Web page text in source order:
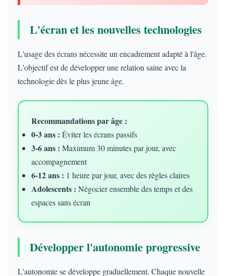
L'écran et les nouvelles technologies
L'usage des écrans nécessite un encadrement adapté à l'âge.
L'objectif est de développer une relation saine avec la
technologie dès le plus jeune âge.
Recommandations par âge :
0-3 ans : Éviter les écrans passifs
3-6 ans : Maximum 30 minutes par jour, avec
accompagnement
6-12 ans : 1 heure par jour, avec des règles claires
Adolescents : Négocier ensemble des temps et des
espaces sans écran
Développer l'autonomie progressive
L'autonomie se développe graduellement. Chaque nouvelle